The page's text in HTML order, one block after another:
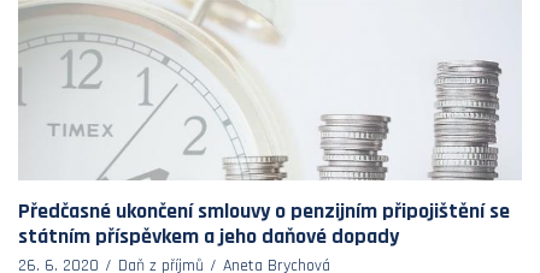
Předčasné ukončení smlouvy o penzijním připojištění se
státním příspěvkem a jeho daňové dopady
26. 6. 2020 Daň z příjmů Aneta Brychová